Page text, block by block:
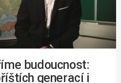
budoucnost:
generací i